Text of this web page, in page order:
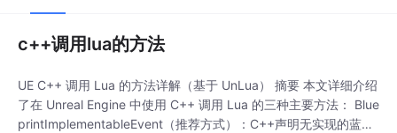
c++调用lua的方法
UE C++ 调用 Lua 的方法详解（基于 UnLua） 摘要 本文详细介绍
了在 Unreal Engine 中使用 C++ 调用 Lua 的三种主要方法： Blue
printImplementableEvent（推荐方式）：C++声明无实现的蓝图